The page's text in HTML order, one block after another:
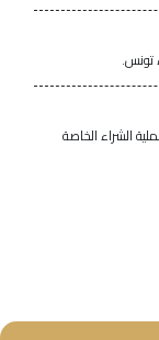
الشراء الخاصة